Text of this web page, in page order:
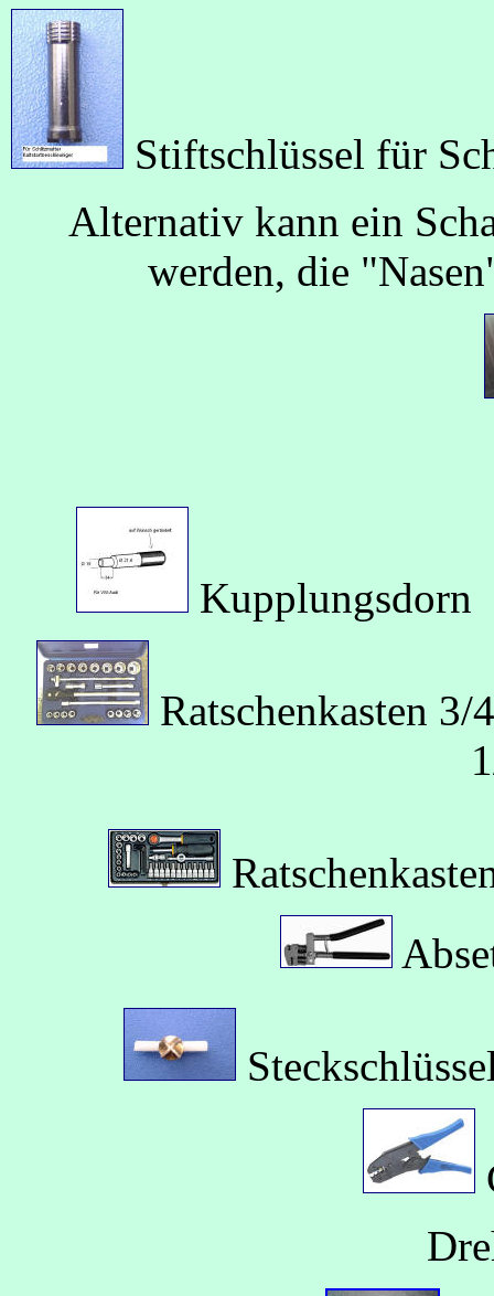
Stiftschlüssel für
Alternativ kann ein
werden, die
Ratschenkasten